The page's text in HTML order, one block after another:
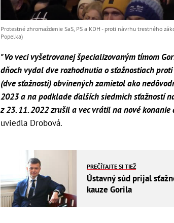
Protestné zhromaždenie SaS, PS a KDH - proti návrhu trestného
Popelka)
"Vo veci vyšetrovanej špecializovaným tímom
dňoch vydal dve rozhodnutia o sťažnostiach
(dve sťažnosti) obvinených zamietol ako
2023 a na podklade ďalších siedmich sťažností
z 23. 11. 2022 zrušil a vec vrátil na nové
uviedla Drobová.
PREČÍTAJTE SI TIEŽ
Ústavný súd prijal
kauze Gorila